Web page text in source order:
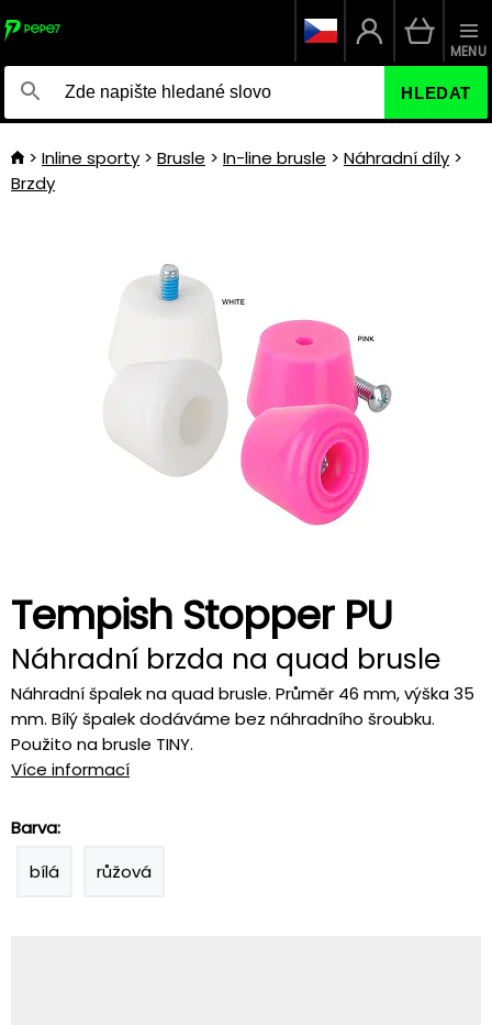
HLEDAT
MENU
Inline sporty Brusle In-line brusle
Náhradní díly
Brzdy
Tempish Stopper PU
Náhradní brzda na quad brusle
Náhradní špalek na quad brusle. Průměr 46 mm, výška 35
mm. Bílý špalek dodáváme bez náhradního šroubku.
Použito na brusle TINY.
Více informací
Barva:
bílá
růžová